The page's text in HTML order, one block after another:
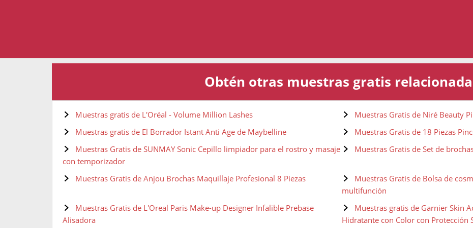
Obtén otras muestras gratis
Muestras gratis de L'Oréal - Volume Million Lashes
Muestras Gratis de Niré Beauty
Muestras gratis de El Borrador Istant Anti Age de Maybelline
Muestras Gratis de 18 Piezas
Muestras Gratis de SUNMAY Sonic Cepillo limpiador para el rostro y masaje
con temporizador
Muestras Gratis de Set de
Muestras Gratis de Anjou Brochas Maquillaje Profesional 8 Piezas
Muestras Gratis de Bolsa de
multifunción
Muestras Gratis de L'Oreal Paris Make-up Designer Infalible Prebase
Alisadora
Muestras gratis de Garnier Skin
Hidratante con Color con Protección